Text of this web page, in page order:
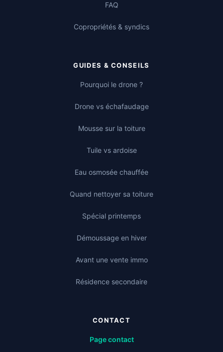
FAQ
Copropriétés & syndics
GUIDES & CONSEILS
Pourquoi le drone ?
Drone vs échafaudage
Mousse sur la toiture
Tuile vs ardoise
Eau osmosée chauffée
Quand nettoyer sa toiture
Spécial printemps
Démoussage en hiver
Avant une vente immo
Résidence secondaire
CONTACT
Page contact